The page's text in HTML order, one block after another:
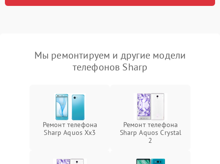
Мы ремонтируем и другие модели
телефонов Sharp
Ремонт телефона
Sharp Aquos Xx3
Ремонт телефона
Sharp Aquos Crystal
2